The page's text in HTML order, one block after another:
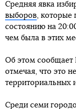
Средняя явка
выборов, которые
состоянию на
чем была в этих
Об этом сообщает
отмечая, что это
территориальных
Среди семи